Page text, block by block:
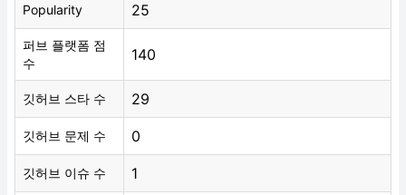
Popularity 25
퍼브 플랫폼 점
수
140
깃허브 스타 수 29
깃허브 문제 수 0
깃허브 이슈 수 1